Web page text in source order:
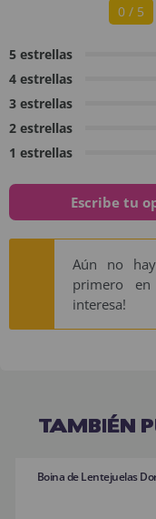
0 / 5
5 estrellas
4 estrellas
3 estrellas
2 estrellas
1 estrellas
Escribe tu
Aún no
primero
interesa!
TAMBIÉN
Boina de Lentejuelas